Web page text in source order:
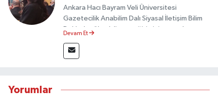
Ankara Hacı Bayram Veli Üniversitesi
Gazetecilik Anabilim Dalı Siyasal İletişim Bilim
Dalı’nda yüksek lisans eğitimini tamamlamıştır.
akademik çalışmalar gerçekleştirmiştir.
Taşköprü Postası internet haber sitesinde
Devam Et
Yorumlar